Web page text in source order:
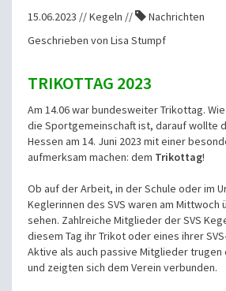
15.06.2023 // Kegeln //
Nachrichten
Geschrieben von Lisa Stumpf
TRIKOTTAG 2023
Am 14.06 war bundesweiter Trikottag.
die Sportgemeinschaft ist, darauf wollte
Hessen am 14. Juni 2023 mit einer
aufmerksam machen: dem Trikottag!
Ob auf der Arbeit, in der Schule oder im
Keglerinnen des SVS waren am Mittwoch
sehen. Zahlreiche Mitglieder der SVS
diesem Tag ihr Trikot oder eines ihrer
Aktive als auch passive Mitglieder trugen
und zeigten sich dem Verein verbunden.